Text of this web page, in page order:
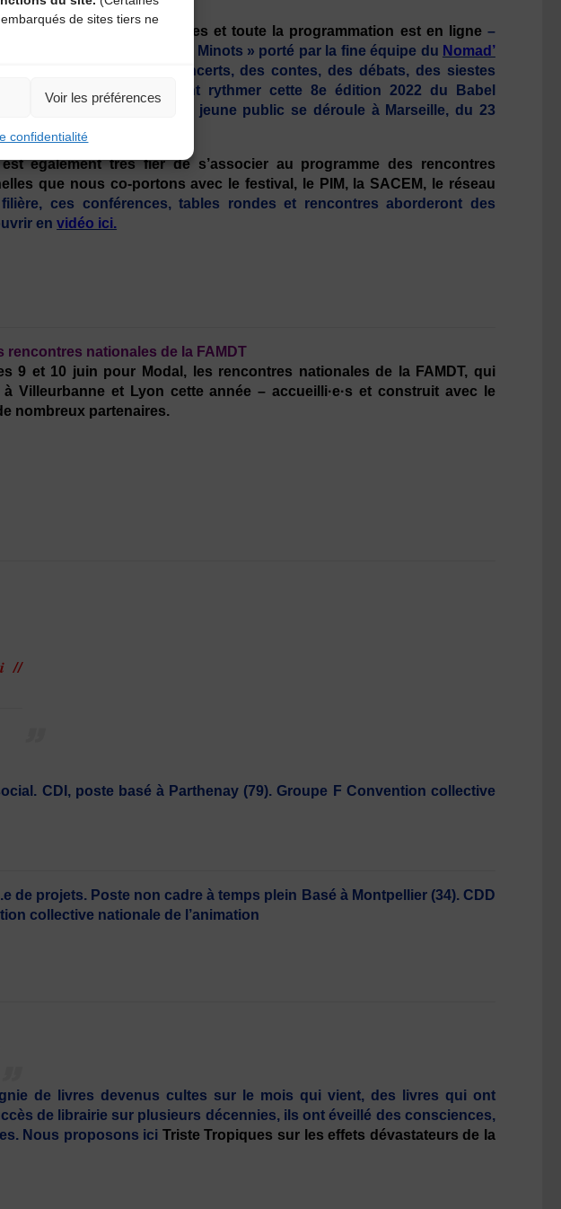
de sites tiers ne
Voir les préférences
confidentialité
pros de Babel Minots
réservations sont ouvertes et toute la programmation est en ligne –
formidable festival « Babel Minots » porté par la fine équipe du Nomad’
de la FAMDT). Des concerts, des contes, des débats, des siestes
des ciné-concerts viendront rythmer cette 8e édition 2022 du Babel
festival de musique pour le jeune public se déroule à Marseille, du 23
2022.
également très fier de s’associer au programme des rencontres
que nous co-portons avec le festival, le PIM, la SACEM, le réseau
ces conférences, tables rondes et rencontres aborderont des
envidéo ici.
rencontres nationales de la FAMDT
9 et 10 juin pour Modal, les rencontres nationales de la FAMDT, qui
Villeurbanne et Lyon cette année – accueilli·e·s et construit avec le
nombreux partenaires.
//
CDI, poste basé à Parthenay (79). Groupe F Convention collective
de projets. Poste non cadre à temps plein Basé à Montpellier (34). CDD
collective nationale de l’animation
de livres devenus cultes sur le mois qui vient, des livres qui ont
de librairie sur plusieurs décennies, ils ont éveillé des consciences,
Nous proposons ici Triste Tropiques sur les effets dévastateurs de la